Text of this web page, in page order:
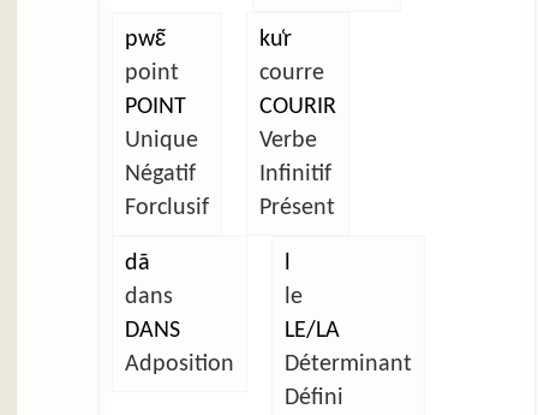
pwɛ̃
point
POINT
Unique
Négatif
Forclusif
ku̜r
courre
COURIR
Verbe
Infinitif
Présent
dã
dans
DANS
Adposition
le
LE/LA
Déterminant
Défini